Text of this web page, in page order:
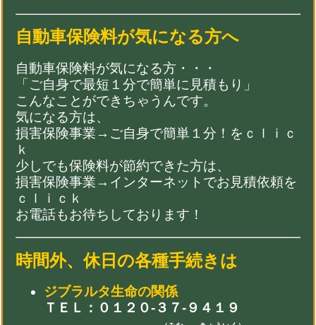
自動車保険料が気になる方へ
自動車保険料が気になる方・・・
「ご自身で最短１分で簡単に見積もり」
こんなことができちゃうんです。
気になる方は、
損害保険事業→ご自身で簡単１分！をｃｌｉｃ
ｋ
少しでも保険料が節約できた方は、
損害保険事業→インターネットでお見積依頼を
ｃｌｉｃｋ
お電話もお待ちしております ！
時間外、休日の各種手続きは
ジブラルタ生命の関係
ＴＥＬ：０１２０-３７-９４１９